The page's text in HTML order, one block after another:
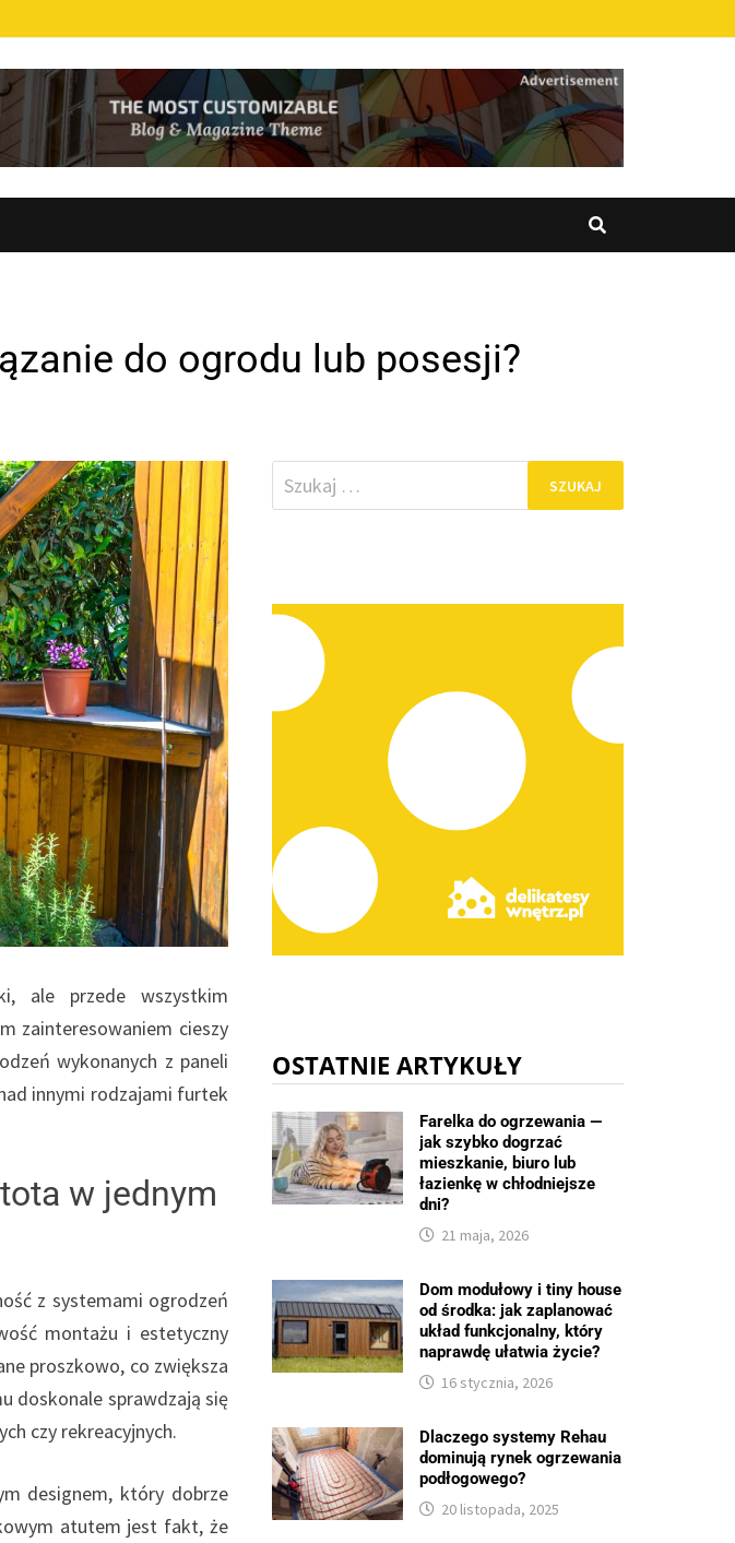
do ogrodu lub posesji?
ale przede wszystkim
zainteresowaniem cieszy
wykonanych z paneli
innymi rodzajami furtek
w jednym
z systemami ogrodzeń
montażu i estetyczny
proszkowo, co zwiększa
doskonale sprawdzają się
czy rekreacyjnych.
designem, który dobrze
atutem jest fakt, że
Szukaj:
OSTATNIE ARTYKUŁY
Farelka do ogrzewania —
jak szybko dogrzać
mieszkanie, biuro lub
łazienkę w chłodniejsze
dni?
21 maja, 2026
Dom modułowy i tiny house
od środka: jak zaplanować
układ funkcjonalny, który
naprawdę ułatwia życie?
16 stycznia, 2026
Dlaczego systemy Rehau
dominują rynek ogrzewania
podłogowego?
20 listopada, 2025